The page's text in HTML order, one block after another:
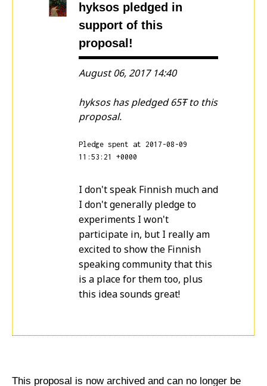
hyksos pledged in
support of this
proposal!
August 06, 2017 14:40
hyksos has pledged 65Ŧ to this
proposal.
Pledge spent at 2017-08-09
11:53:21 +0000
I don't speak Finnish much and
I don't generally pledge to
experiments I won't
participate in, but I really am
excited to show the Finnish
speaking community that this
is a place for them too, plus
this idea sounds great!
This proposal is now archived and can no longer be